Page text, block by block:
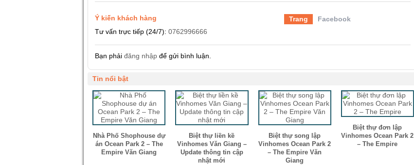
Ý kiến khách hàng Trang
Facebook
Tư vấn trực tiếp (24/7): 0762996666
Bạn phải đăng nhập để gửi bình luận.
Tin nổi bật
Nhà Phố Shophouse dự
án Ocean Park 2 – The
Empire Văn Giang
Biệt thự liền kề
Vinhomes Văn Giang –
Update thông tin cập
nhật mới
Biệt thự song lập
Vinhomes Ocean Park 2
– The Empire Văn
Giang
Biệt thự đơn lập
Vinhomes Ocean Park 2
– The Empire